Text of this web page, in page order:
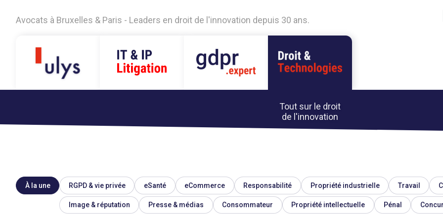
Avocats à Bruxelles & Paris - Leaders en droit de l'innovation depuis 30 ans.
Tout sur le droit
de l'innovation
À la une RGPD & vie privée eSanté eCommerce Responsabilité Propriété industrielle Travail
Image & réputation Presse & médias Consommateur Propriété intellectuelle Pénal